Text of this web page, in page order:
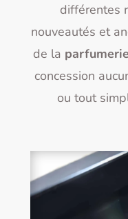
différentes
nouveautés et
de la
concession
ou tout